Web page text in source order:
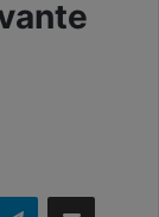
Telegram